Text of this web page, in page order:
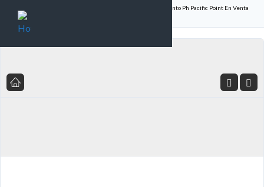
Exclusivo Apartamento Ph Pacific Point En Venta
Con Impresionantes Vistas